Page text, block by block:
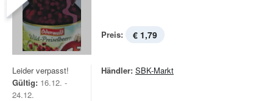
Preis: € 1,79
Leider verpasst!
Gültig: 16.12. -
24.12.
Händler: SBK-Markt